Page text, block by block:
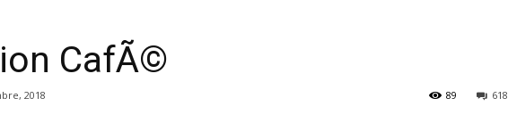
CafÃ©
2018 618
89